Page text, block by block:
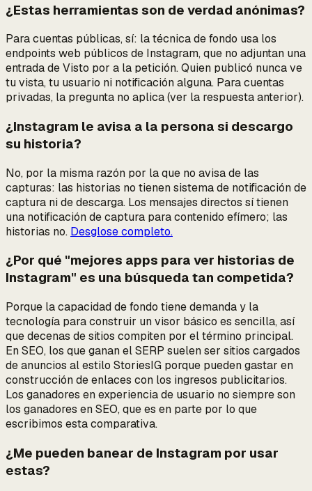
¿Estas herramientas son de verdad anónimas?
Para cuentas públicas, sí: la técnica de fondo usa los
endpoints web públicos de Instagram, que no adjuntan una
entrada de Visto por a la petición. Quien publicó nunca ve
tu vista, tu usuario ni notificación alguna. Para cuentas
privadas, la pregunta no aplica (ver la respuesta anterior).
¿Instagram le avisa a la persona si descargo
su historia?
No, por la misma razón por la que no avisa de las
capturas: las historias no tienen sistema de notificación de
captura ni de descarga. Los mensajes directos sí tienen
una notificación de captura para contenido efímero; las
historias no. Desglose completo.
¿Por qué "mejores apps para ver historias de
Instagram" es una búsqueda tan competida?
Porque la capacidad de fondo tiene demanda y la
tecnología para construir un visor básico es sencilla, así
que decenas de sitios compiten por el término principal.
En SEO, los que ganan el SERP suelen ser sitios cargados
de anuncios al estilo StoriesIG porque pueden gastar en
construcción de enlaces con los ingresos publicitarios.
Los ganadores en experiencia de usuario no siempre son
los ganadores en SEO, que es en parte por lo que
escribimos esta comparativa.
¿Me pueden banear de Instagram por usar
estas?